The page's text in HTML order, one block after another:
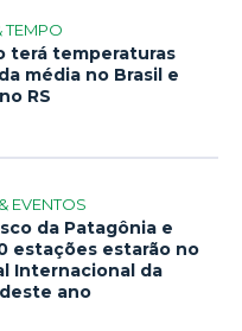
TEMPO
terá temperaturas
média no Brasil e
RS
EVENTOS
da Patagônia e
estações estarão no
Internacional da
ano